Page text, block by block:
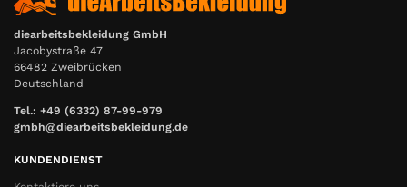
diearbeitsbekleidung GmbH
Jacobystraße 47
66482 Zweibrücken
Deutschland
Tel.: +49 (6332) 87-99-979
gmbh@diearbeitsbekleidung.de
KUNDENDIENST